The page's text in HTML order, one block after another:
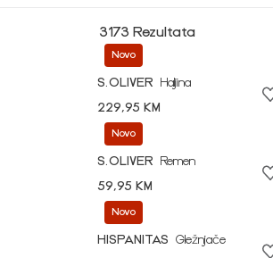
3173 Rezultata
Novo
S.OLIVER
Haljina
229,95 KM
Novo
S.OLIVER
Remen
59,95 KM
Novo
HISPANITAS
Gležnjače